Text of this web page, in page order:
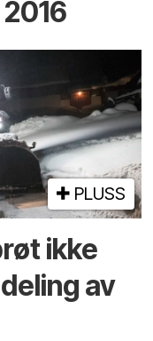
PLUSS
ikke
av